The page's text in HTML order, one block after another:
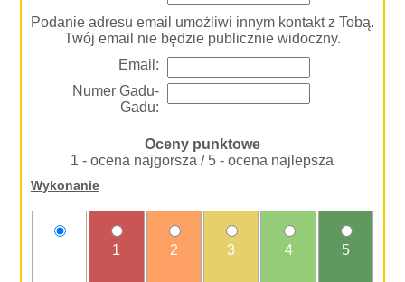
Podanie adresu email umożliwi innym kontakt z Tobą.
Twój email nie będzie publicznie widoczny.
Email:
Numer Gadu-
Gadu:
Oceny punktowe
1 - ocena najgorsza / 5 - ocena najlepsza
Wykonanie
1 2 3 4 5